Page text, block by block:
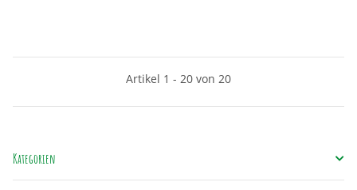
Artikel 1 - 20 von 20
Kategorien